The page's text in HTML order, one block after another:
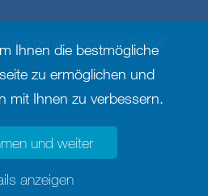
Ihnen die bestmögliche
zu ermöglichen und
mit Ihnen zu verbessern.
und weiter
anzeigen